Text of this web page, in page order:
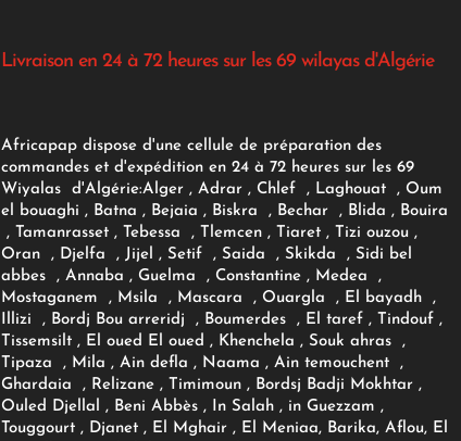
Livraison en 24 à 72 heures sur les 69 wilayas d'Algérie
Africapap dispose d'une cellule de préparation des
commandes et d'expédition en 24 à 72 heures sur les 69
Wiyalas d'Algérie:Alger , Adrar, Chlef , Laghouat , Oum
el bouaghi , Batna , Bejaia , Biskra , Bechar , Blida , Bouira
, Tamanrasset , Tebessa , Tlemcen , Tiaret , Tizi ouzou ,
Oran , Djelfa , Jijel , Setif , Saida , Skikda , Sidi bel
abbes , Annaba , Guelma , Constantine , Medea ,
Mostaganem , Msila , Mascara , Ouargla , El bayadh ,
Illizi , Bordj Bou arreridj , Boumerdes , El taref , Tindouf ,
Tissemsilt , El oued El oued , Khenchela , Souk ahras ,
Tipaza , Mila , Ain defla , Naama , Ain temouchent ,
Ghardaia , Relizane , Timimoun , Bordsj Badji Mokhtar ,
Ouled Djellal , Beni Abbès , In Salah , in Guezzam ,
Touggourt , Djanet , El Mghair , El Meniaa, Barika, Aflou, El